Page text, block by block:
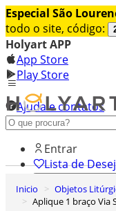
Especial São
todo o site, código:
Holyart APP
App Store
Play Store
Ajuda e contatos
Conheça premium
Entrar
Lista de
0
Carrinho de
Inicio Objetos
Aplique 1 braço